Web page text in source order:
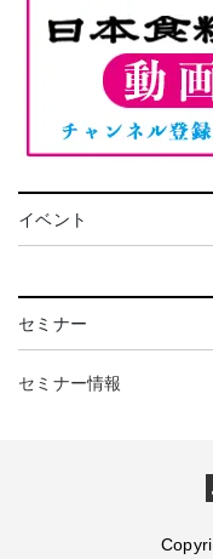
イベント
セミナー
セミナー情報